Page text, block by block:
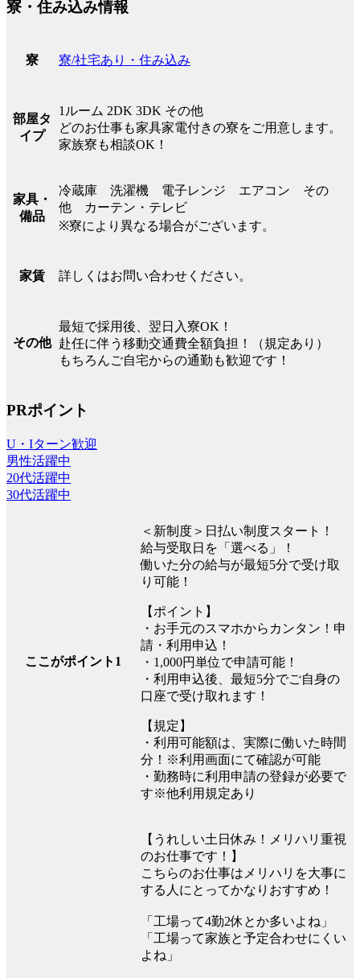
寮・住み込み情報
寮 寮/社宅あり・住み込み
部屋タ
イプ
1ルーム 2DK 3DK その他
どのお仕事も家具家電付きの寮をご用意します。
家族寮も相談OK！
家具・
備品
冷蔵庫 洗濯機 電子レンジ エアコン その
他 カーテン・テレビ
※寮により異なる場合がございます。
家賃 詳しくはお問い合わせください。
その他
最短で採用後、翌日入寮OK！
赴任に伴う移動交通費全額負担！（規定あり）
もちろんご自宅からの通勤も歓迎です！
PRポイント
U・Iターン歓迎
男性活躍中
20代活躍中
30代活躍中
ここがポイント1
＜新制度＞日払い制度スタート！
給与受取日を「選べる」！
働いた分の給与が最短5分で受け取
り可能！
【ポイント】
・お手元のスマホからカンタン！申
請・利用申込！
・1,000円単位で申請可能！
・利用申込後、最短5分でご自身の
口座で受け取れます！
【規定】
・利用可能額は、実際に働いた時間
分！※利用画面にて確認が可能
・勤務時に利用申請の登録が必要で
す※他利用規定あり
【うれしい土日休み！メリハリ重視
のお仕事です！】
こちらのお仕事はメリハリを大事に
する人にとってかなりおすすめ！
「工場って4勤2休とか多いよね」
「工場って家族と予定合わせにくい
よね」